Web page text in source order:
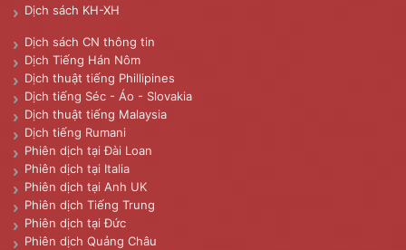
Dịch sách KH-XH
Dịch sách CN thông tin
Dịch Tiếng Hán Nôm
Dịch thuật tiếng Phillipines
Dịch tiếng Séc - Áo - Slovakia
Dịch thuật tiếng Malaysia
Dịch tiếng Rumani
Phiên dịch tại Đài Loan
Phiên dịch tại Italia
Phiên dịch tại Anh UK
Phiên dịch Tiếng Trung
Phiên dịch tại Đức
Phiên dịch Quảng Châu